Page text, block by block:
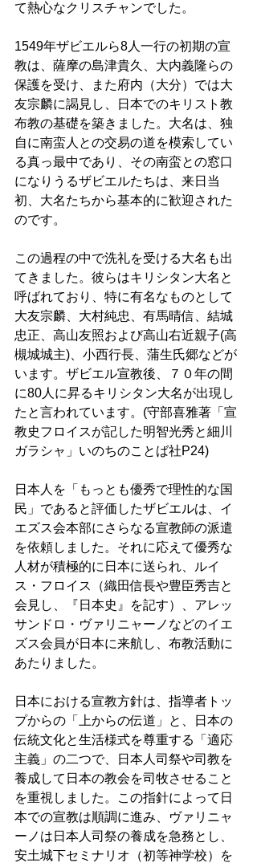
て熱心なクリスチャンでした。
1549年ザビエルら8人一行の初期の宣
教は、薩摩の島津貴久、大内義隆らの
保護を受け、また府内（大分）では大
友宗麟に謁見し、日本でのキリスト教
布教の基礎を築きました。大名は、独
自に南蛮人との交易の道を模索してい
る真っ最中であり、その南蛮との窓口
になりうるザビエルたちは、来日当
初、大名たちから基本的に歓迎された
のです。
この過程の中で洗礼を受ける大名も出
てきました。彼らはキリシタン大名と
呼ばれており、特に有名なものとして
大友宗麟、大村純忠、有馬晴信、結城
忠正、高山友照および高山右近親子(高
槻城城主)、小西行長、蒲生氏郷などが
います。ザビエル宣教後、７０年の間
に80人に昇るキリシタン大名が出現し
たと言われています。(守部喜雅著「宣
教史フロイスが記した明智光秀と細川
ガラシャ」いのちのことば社P24)
日本人を「もっとも優秀で理性的な国
民」であると評価したザビエルは、イ
エズス会本部にさらなる宣教師の派遣
を依頼しました。それに応えて優秀な
人材が積極的に日本に送られ、ルイ
ス・フロイス（織田信長や豊臣秀吉と
会見し、『日本史』を記す）、アレッ
サンドロ・ヴァリニャーノなどのイエ
ズス会員が日本に来航し、布教活動に
あたりました。
日本における宣教方針は、指導者トッ
プからの「上からの伝道」と、日本の
伝統文化と生活様式を尊重する「適応
主義」の二つで、日本人司祭や司教を
養成して日本の教会を司牧させること
を重視しました。この指針によって日
本での宣教は順調に進み、ヴァリニャ
ーノは日本人司祭の養成を急務とし、
安土城下セミナリオ（初等神学校）を